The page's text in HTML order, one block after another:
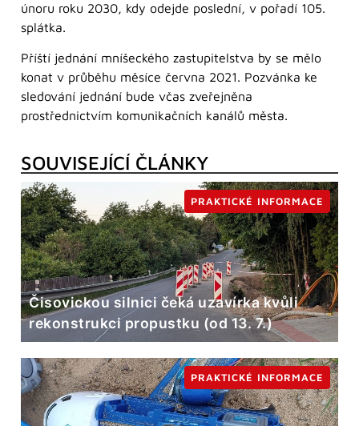
únoru roku 2030, kdy odejde poslední, v pořadí 105.
splátka.
Příští jednání mníšeckého zastupitelstva by se mělo
konat v průběhu měsíce června 2021. Pozvánka ke
sledování jednání bude včas zveřejněna
prostřednictvím komunikačních kanálů města.
SOUVISEJÍCÍ ČLÁNKY
Čisovickou silnici čeká uzavírka kvůli
rekonstrukci propustku (od 13. 7.)
PRAKTICKÉ INFORMACE
PRAKTICKÉ INFORMACE